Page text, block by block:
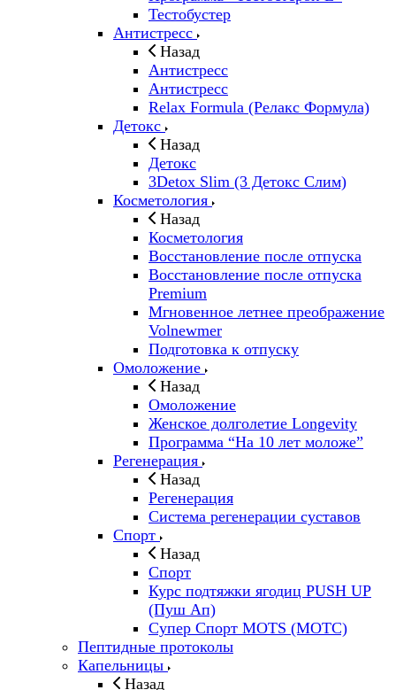
Тестобустер
Антистресс
Назад
Антистресс
Антистресс
Relax Formula (Релакс Формула)
Детокс
Назад
Детокс
3Detox Slim (3 Детокс Слим)
Косметология
Назад
Косметология
Восстановление после отпуска
Восстановление после отпуска
Premium
Мгновенное летнее преображение
Volnewmer
Подготовка к отпуску
Омоложение
Назад
Омоложение
Женское долголетие Longevity
Программа “На 10 лет моложе”
Регенерация
Назад
Регенерация
Система регенерации суставов
Спорт
Назад
Спорт
Курс подтяжки ягодиц PUSH UP
(Пуш Ап)
Супер Спорт MOTS (МОТС)
Пептидные протоколы
Капельницы
Назад